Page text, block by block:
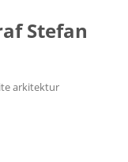
Stefan
arkitektur